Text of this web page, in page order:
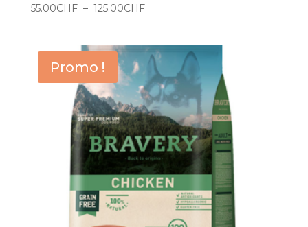
55.00CHF – 125.00CHFPlage
55.00CHF
à
125.00CHF
Promo !